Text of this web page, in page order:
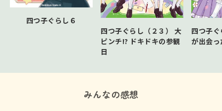
四つ子ぐらし６
四つ子ぐらし（２３） 大
ピンチ!? ドキドキの参観
日
四つ子
が出会
みんなの感想